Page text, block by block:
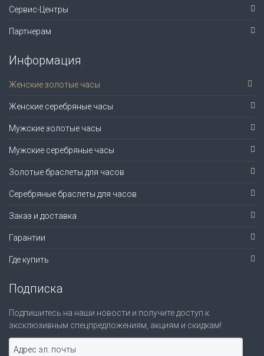
Сервис-Центры
Партнерам
Информация
Женские золотые часы
Женские серебряные часы
Мужские золотые часы
Мужские серебряные часы
Золотые браслеты для часов
Серебряные браслеты для часов
Заказ и доставка
Гарантии
Где купить
Подписка
Подпишитесь на наши новости и получите доступ к
эксклюзивным спецпредложениям, акциям и скидкам!